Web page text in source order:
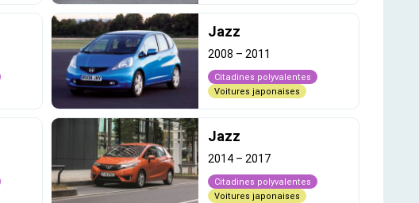
Jazz
2008 – 2011
Citadines polyvalentes
Voitures japonaises
Jazz
2014 – 2017
Citadines polyvalentes
Voitures japonaises